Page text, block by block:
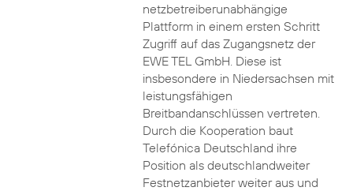
netzbetreiberunabhängige
Plattform in einem ersten Schritt
Zugriff auf das Zugangsnetz der
EWE TEL GmbH. Diese ist
insbesondere in Niedersachsen mit
leistungsfähigen
Breitbandanschlüssen vertreten.
Durch die Kooperation baut
Telefónica Deutschland ihre
Position als deutschlandweiter
Festnetzanbieter weiter aus und